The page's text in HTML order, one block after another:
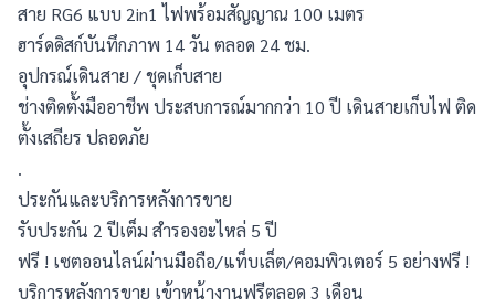
สาย RG6 แบบ 2in1 ไฟพร้อมสัญญาณ 100 เมตร
ฮาร์ดดิสก์บันทึกภาพ 14 วัน ตลอด 24 ชม.
อุปกรณ์เดินสาย / ชุดเก็บสาย
ช่างติดตั้งมืออาชีพ ประสบการณ์มากกว่า 10 ปี เดินสายเก็บไฟ ติด
ตั้งเสถียร ปลอดภัย
.
ประกันและบริการหลังการขาย
รับประกัน 2 ปีเต็ม สำรองอะไหล่ 5 ปี
ฟรี ! เซตออนไลน์ผ่านมือถือ/แท็บเล็ต/คอมพิวเตอร์ 5 อย่างฟรี !
บริการหลังการขาย เข้าหน้างานฟรีตลอด 3 เดือน